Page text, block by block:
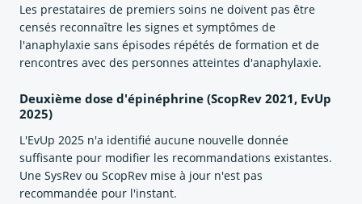
Les prestataires de premiers soins ne doivent pas être
censés reconnaître les signes et symptômes de
l'anaphylaxie sans épisodes répétés de formation et de
rencontres avec des personnes atteintes d'anaphylaxie.
Deuxième dose d'épinéphrine (ScopRev 2021, EvUp
2025)
L'EvUp 2025 n'a identifié aucune nouvelle donnée
suffisante pour modifier les recommandations existantes.
Une SysRev ou ScopRev mise à jour n'est pas
recommandée pour l'instant.